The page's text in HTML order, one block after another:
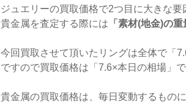
ジュエリーの買取価格で2つ目に大きな要
貴金属を査定する際には 「素材(地金)の
今回買取させて頂いたリングは全体で「
ですので買取価格は「7.6×本日の相場」
貴金属の買取価格は、毎日変動するもの